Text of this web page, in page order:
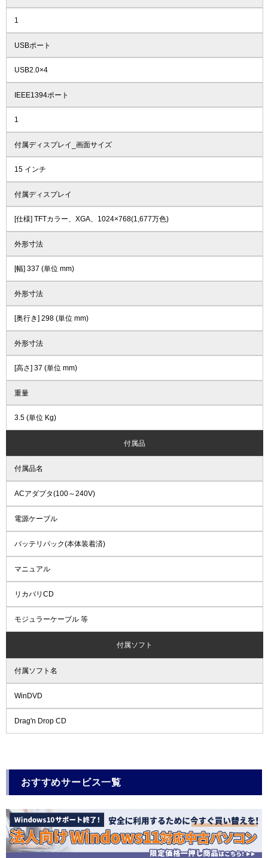
1
USBポート
USB2.0×4
IEEE1394ポート
1
付属ディスプレイ_画面サイズ
15 インチ
付属ディスプレイ
[仕様] TFTカラー、XGA、1024×768(1,677万色)
外形寸法
[幅] 337 (単位 mm)
外形寸法
[奥行き] 298 (単位 mm)
外形寸法
[高さ] 37 (単位 mm)
重量
3.5 (単位 Kg)
付属品
付属品名
ACアダプタ(100～240V)
電源ケーブル
バッテリパック(本体装着済)
マニュアル
リカバリCD
モジュラーケーブル 等
付属ソフト
付属ソフト名
WinDVD
Drag'n Drop CD
おすすめサービス一覧